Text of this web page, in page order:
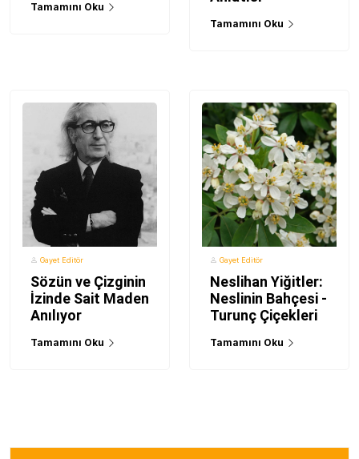
Tamamını Oku
Tamamını Oku
Gayet Editör
Sözün ve Çizginin
İzinde Sait Maden
Anılıyor
Tamamını Oku
Gayet Editör
Neslihan Yiğitler:
Neslinin Bahçesi -
Turunç Çiçekleri
Tamamını Oku